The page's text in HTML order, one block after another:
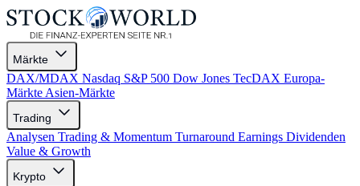
Märkte
DAX/MDAX Nasdaq S&P 500 Dow Jones TecDAX Europa-
Märkte Asien-Märkte
Trading
Analysen Trading & Momentum Turnaround Earnings Dividenden
Value & Growth
Krypto